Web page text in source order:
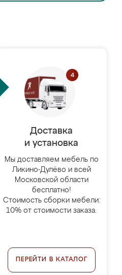
Доставка
и установка
Мы доставляем мебель по
Ликино-Дулёво и всей
Московской области
бесплатно!
Стоимость сборки мебели:
10% от стоимости заказа.
ПЕРЕЙТИ В КАТАЛОГ